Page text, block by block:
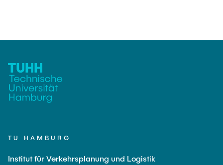
TU HAMBURG
Institut für Verkehrsplanung und Logistik